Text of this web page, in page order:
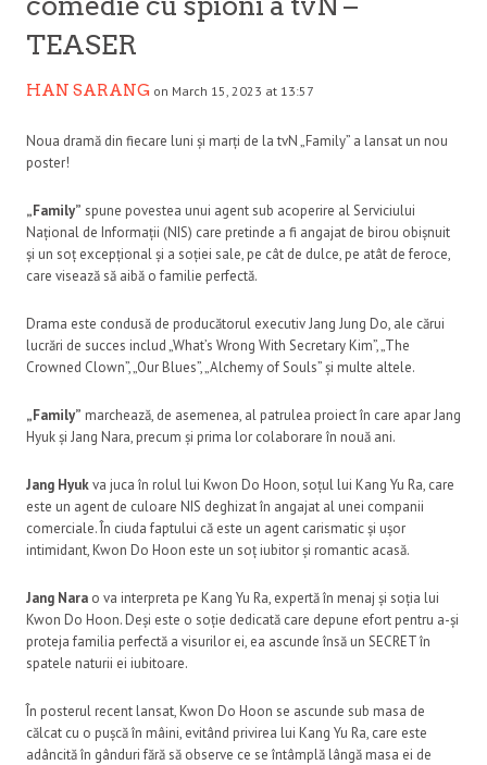
TEASER
HAN SARANG on March 15, 2023 at 13:57
Noua dramă din fiecare luni și marți de la tvN „Family” a lansat un nou
poster!
„Family” spune povestea unui agent sub acoperire al Serviciului
Național de Informații (NIS) care pretinde a fi angajat de birou obișnuit
și un soț excepțional și a soției sale, pe cât de dulce, pe atât de feroce,
care visează să aibă o familie perfectă.
Drama este condusă de producătorul executiv Jang Jung Do, ale cărui
lucrări de succes includ „What’s Wrong With Secretary Kim”, „The
Crowned Clown”, „Our Blues”, „Alchemy of Souls” și multe altele.
„Family” marchează, de asemenea, al patrulea proiect în care apar Jang
Hyuk și Jang Nara, precum și prima lor colaborare în nouă ani.
Jang Hyukva juca în rolul lui Kwon Do Hoon, soțul lui Kang Yu Ra, care
este un agent de culoare NIS deghizat în angajat al unei companii
comerciale. În ciuda faptului că este un agent carismatic și ușor
intimidant, Kwon Do Hoon este un soț iubitor și romantic acasă.
Jang Nara o va interpreta pe Kang Yu Ra, expertă în menaj și soția lui
Kwon Do Hoon. Deși este o soție dedicată care depune efort pentru a-și
proteja familia perfectă a visurilor ei, ea ascunde însă un SECRET în
spatele naturii ei iubitoare.
În posterul recent lansat, Kwon Do Hoon se ascunde sub masa de
călcat cu o pușcă în mâini, evitând privirea lui Kang Yu Ra, care este
adâncită în gânduri fără să observe ce se întâmplă lângă masa ei de